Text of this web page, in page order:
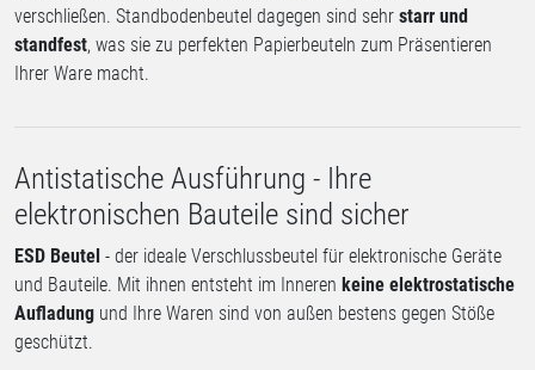
verschließen. Standbodenbeutel dagegen sind sehr starr und
standfest, was sie zu perfekten Papierbeuteln zum Präsentieren
Ihrer Ware macht.
Antistatische Ausführung - Ihre
elektronischen Bauteile sind sicher
ESD Beutel - der ideale Verschlussbeutel für elektronische Geräte
und Bauteile. Mit ihnen entsteht im Inneren keine elektrostatische
Aufladung und Ihre Waren sind von außen bestens gegen Stöße
geschützt.